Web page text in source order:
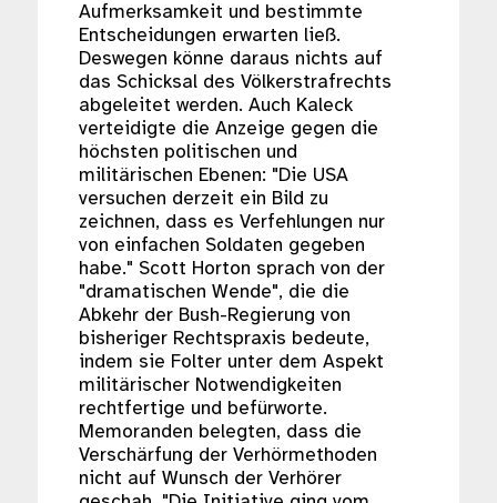
Aufmerksamkeit und bestimmte
Entscheidungen erwarten ließ.
Deswegen könne daraus nichts auf
das Schicksal des Völkerstrafrechts
abgeleitet werden. Auch Kaleck
verteidigte die Anzeige gegen die
höchsten politischen und
militärischen Ebenen: "Die USA
versuchen derzeit ein Bild zu
zeichnen, dass es Verfehlungen nur
von einfachen Soldaten gegeben
habe." Scott Horton sprach von der
"dramatischen Wende", die die
Abkehr der Bush-Regierung von
bisheriger Rechtspraxis bedeute,
indem sie Folter unter dem Aspekt
militärischer Notwendigkeiten
rechtfertige und befürworte.
Memoranden belegten, dass die
Verschärfung der Verhörmethoden
nicht auf Wunsch der Verhörer